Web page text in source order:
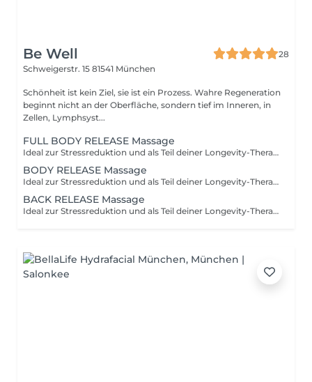
Be Well
28
Schweigerstr. 15 81541 München
Schönheit ist kein Ziel, sie ist ein Prozess. Wahre Regeneration
beginnt nicht an der Oberfläche, sondern tief im Inneren, in
Zellen, Lymphsyst...
FULL BODY RELEASE Massage
Ideal zur Stressreduktion und als Teil deiner Longevity-Therapie Ganzkörpermassage + Gesichtsmassage Tiefenentspannung Nervensystem-Regulation Die Full Body Release Massage ist ein ganzheitliches Massage-Therapie, das Körper, Gesicht und Nervensystem gleichermaßen anspricht. Sanfte, fließende Griffe mit warmen Steinen lösen Spannungen im gesamten Körper, während achtsame Gesichtstechniken Stressmuster, Kieferanspannung und feine Blockaden harmonisieren. Die Behandlung wirkt wie ein Reset für den gesamten Organismus, körperlich, emotional und energetisch. Ideal zur Stressreduktion und als Teil deiner Longevity-Therapie
BODY RELEASE Massage
Ideal zur Stressreduktion und als Teil deiner Longevity-Therapie Ganzkörpermassage Tiefenentspannung Nervensystem-Regulation Ein achtsames Wärme-Ritual, das Körper und Geist beruhigt. Sanfte Berührungen und warme Basaltsteine harmonisieren das Nervensystem, lösen Spannungen und ermöglichen tiefes, regeneratives Loslassen. Ideal zur Stressreduktion und als Teil deiner Longevity-Therapie
BACK RELEASE Massage
Ideal zur Stressreduktion und als Teil deiner Longevity-Therapie Nacken- & Rückenmassage Tiefenentspannung Stress-Release Eine gezielte Massage für Nacken, Schultern und Rücken, wo sich Stress und Anspannung besonders festsetzen. Sanfte, fließende Griffe lösen Verspannungen und fördern die Durchblutung. Warme Basaltsteine vertiefen die Wirkung, schenken wohltuende Tiefenwärme und ermöglichen ein noch tieferes Loslassen. Ideal für alle, die Wärme, Entspannung und spürbare Erleichterung suchen.